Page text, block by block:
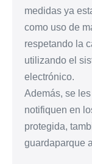
medidas ya
como uso de
respetando la
utilizando el
electrónico.
Además, se
notifiquen en
protegida,
guardaparque